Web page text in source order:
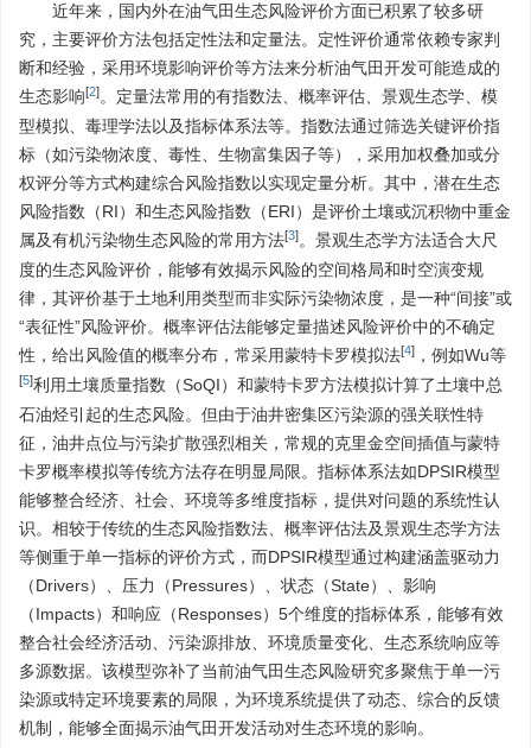
近年来，国内外在油气田生态风险评价方面已积累了较多研
究，主要评价方法包括定性法和定量法。定性评价通常依赖专家判
断和经验，采用环境影响评价等方法来分析油气田开发可能造成的
生态影响[2]。定量法常用的有指数法、概率评估、景观生态学、模
型模拟、毒理学法以及指标体系法等。指数法通过筛选关键评价指
标（如污染物浓度、毒性、生物富集因子等），采用加权叠加或分
权评分等方式构建综合风险指数以实现定量分析。其中，潜在生态
风险指数（RI）和生态风险指数（ERI）是评价土壤或沉积物中重金
属及有机污染物生态风险的常用方法[3]。景观生态学方法适合大尺
度的生态风险评价，能够有效揭示风险的空间格局和时空演变规
律，其评价基于土地利用类型而非实际污染物浓度，是一种“间接”或
“表征性”风险评价。概率评估法能够定量描述风险评价中的不确定
性，给出风险值的概率分布，常采用蒙特卡罗模拟法[4] ，例如Wu等
[5]利用土壤质量指数（SoQI）和蒙特卡罗方法模拟计算了土壤中总
石油烃引起的生态风险。但由于油井密集区污染源的强关联性特
征，油井点位与污染扩散强烈相关，常规的克里金空间插值与蒙特
卡罗概率模拟等传统方法存在明显局限。指标体系法如DPSIR模型
能够整合经济、社会、环境等多维度指标，提供对问题的系统性认
识。相较于传统的生态风险指数法、概率评估法及景观生态学方法
等侧重于单一指标的评价方式，而DPSIR模型通过构建涵盖驱动力
（Drivers）、压力（Pressures）、状态（State）、影响
（Impacts）和响应（Responses）5个维度的指标体系，能够有效
整合社会经济活动、污染源排放、环境质量变化、生态系统响应等
多源数据。该模型弥补了当前油气田生态风险研究多聚焦于单一污
染源或特定环境要素的局限，为环境系统提供了动态、综合的反馈
机制，能够全面揭示油气田开发活动对生态环境的影响。